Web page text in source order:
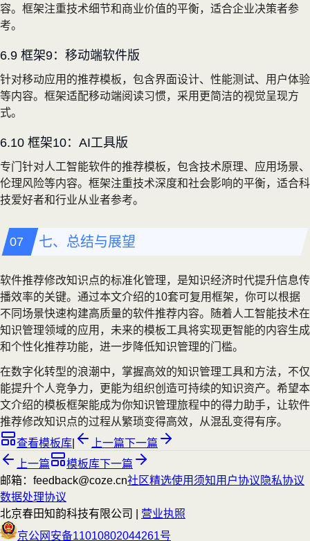
容。框架注重技术细节和商业价值的平衡，适合企业决策者参
考。
6.9 框架9：移动端软件版
针对移动应用的推荐模板，包含界面设计、性能测试、用户体验
等内容。框架适配移动端阅读习惯，采用更简洁的视觉呈现方
式。
6.10 框架10：AI工具版
专门针对人工智能软件的推荐模板，包含技术原理、应用场景、
伦理风险等内容。框架注重技术深度和社会影响的平衡，适合科
技爱好者和行业从业者参考。
七、总结与展望
软件推荐修改知识点的标准化管理，是知识经济时代提升信息传
播效率的关键。通过本文介绍的10套可复用框架，你可以根据
不同场景快速构建高质量的软件推荐内容。随着人工智能技术在
知识管理领域的应用，未来的模板工具将实现更智能的内容生成
和个性化推荐功能，进一步降低知识管理的门槛。
在数字化转型的浪潮中，掌握高效的知识管理工具和方法，不仅
能提升个人竞争力，更能为组织创造可持续的知识资产。希望本
文介绍的模板框架能成为你知识管理旅程中的得力助手，让软件
推荐修改知识点的过程从繁琐变得高效，从混乱变得有序。
查看模板库
上一篇下一篇
上一篇
模板库下一篇
邮箱：feedback@coze.cn社区精选使用须知用户协议 隐私协议
数据处理协议
北京春田知韵科技有限公司 |
营业执照
京公网安备11010802044261号